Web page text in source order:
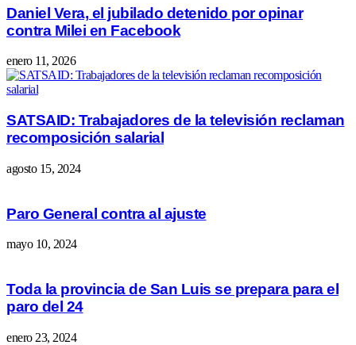
Daniel Vera, el jubilado detenido por opinar
contra Milei en Facebook
enero 11, 2026
SATSAID: Trabajadores de la televisión reclaman
recomposición salarial
agosto 15, 2024
Paro General contra al ajuste
mayo 10, 2024
Toda la provincia de San Luis se prepara para el
paro del 24
enero 23, 2024